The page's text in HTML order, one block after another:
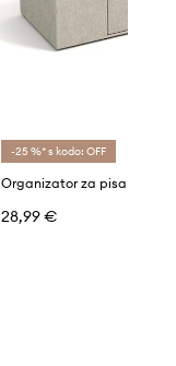
-25 %* s kodo: OFF
28,99 €